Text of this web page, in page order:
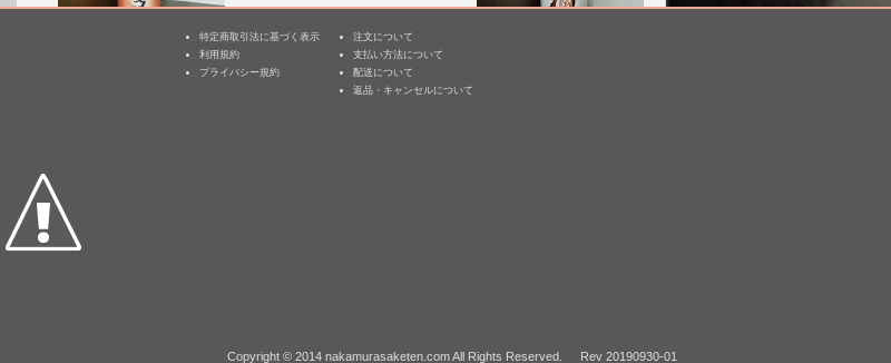
松盛 大吟醸 山田錦 限定
にごり 無濾過生原
特定商取引法に基づく表示
利用規約
プライバシー規約
注文について
支払い方法について
配送について
返品・キャンセルについて
Copyright © 2014 nakamurasaketen.com All Rights Reserved. Rev 20190930-01